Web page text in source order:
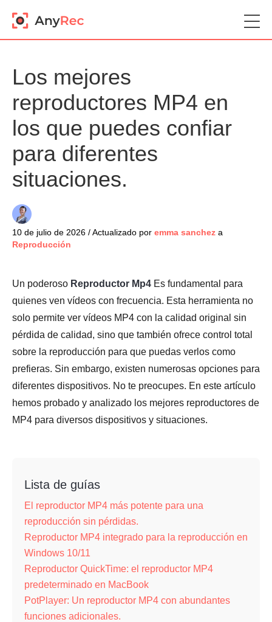
Los mejores
reproductores MP4 en
los que puedes confiar
para diferentes
situaciones.
10 de julio de 2026 / Actualizado por emma sanchez a
Reproducción
Un poderoso Reproductor Mp4 Es fundamental para
quienes ven vídeos con frecuencia. Esta herramienta no
solo permite ver vídeos MP4 con la calidad original sin
pérdida de calidad, sino que también ofrece control total
sobre la reproducción para que puedas verlos como
prefieras. Sin embargo, existen numerosas opciones para
diferentes dispositivos. No te preocupes. En este artículo
hemos probado y analizado los mejores reproductores de
MP4 para diversos dispositivos y situaciones.
Lista de guías
El reproductor MP4 más potente para una
reproducción sin pérdidas.
Reproductor MP4 integrado para la reproducción en
Windows 10/11
Reproductor QuickTime: el reproductor MP4
predeterminado en MacBook
PotPlayer: Un reproductor MP4 con abundantes
funciones adicionales.